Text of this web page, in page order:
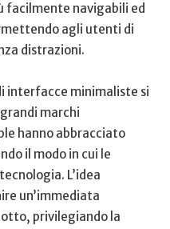
facilmente navigabili ⁣ed
agli utenti di
distrazioni.
interfacce minimaliste si
marchi
hanno abbracciato‌
il modo ​in cui le
L’idea
un’immediata
privilegiando ⁣la